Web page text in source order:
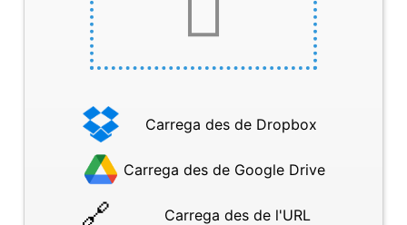
Carrega des de Dropbox
Carrega des de Google Drive
Carrega des de l'URL